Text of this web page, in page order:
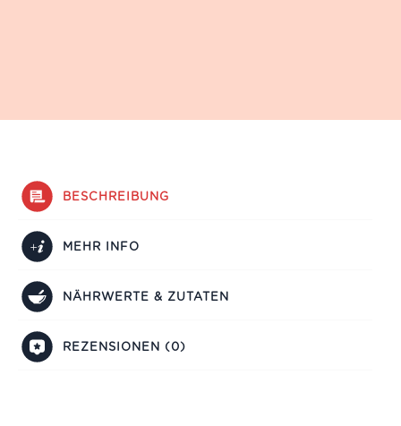
BESCHREIBUNG
MEHR INFO
NÄHRWERTE & ZUTATEN
REZENSIONEN (0)